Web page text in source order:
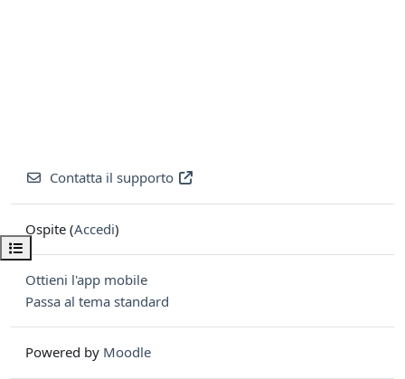
Apri indice del corso
Contatta il supporto
Ospite (Accedi)
Ottieni l'app mobile
Passa al tema standard
Powered by Moodle